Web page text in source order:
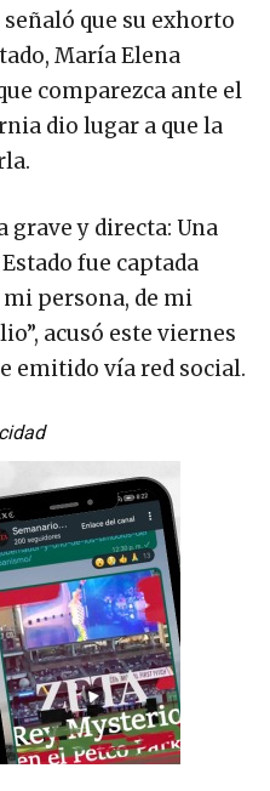
que su exhorto
María Elena
comparezca ante el
dio lugar a que la
grave y directa: Una
fue captada
persona, de mi
acusó este viernes
emitido vía red social.